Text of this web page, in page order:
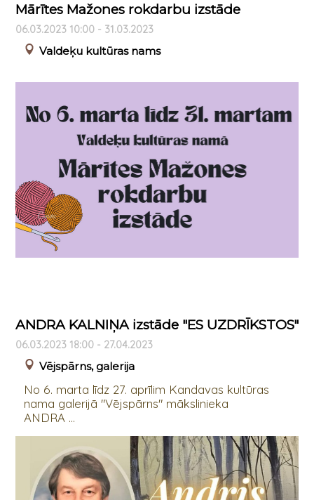
Mārītes Mažones rokdarbu izstāde
06.03.2023 10:00 - 31.03.2023
Valdeķu kultūras nams
ANDRA KALNIŅA izstāde "ES UZDRĪKSTOS"
06.03.2023 18:00 - 27.04.2023
Vējspārns, galerija
No 6. marta līdz 27. aprīlim Kandavas kultūras
nama galerijā "Vējspārns" mākslinieka
ANDRA ...